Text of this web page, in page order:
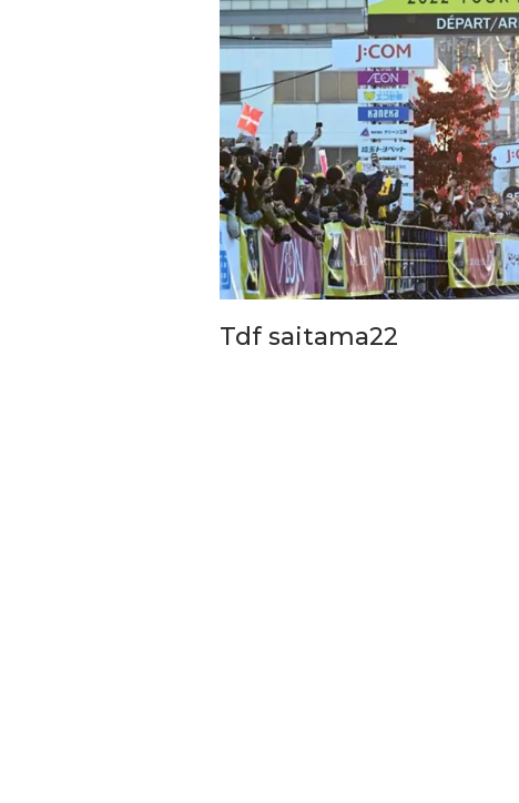
Tdf saitama22
REPORTASE
Temui Wamen Koperasi RI,
Bupati Bandung Perkuat